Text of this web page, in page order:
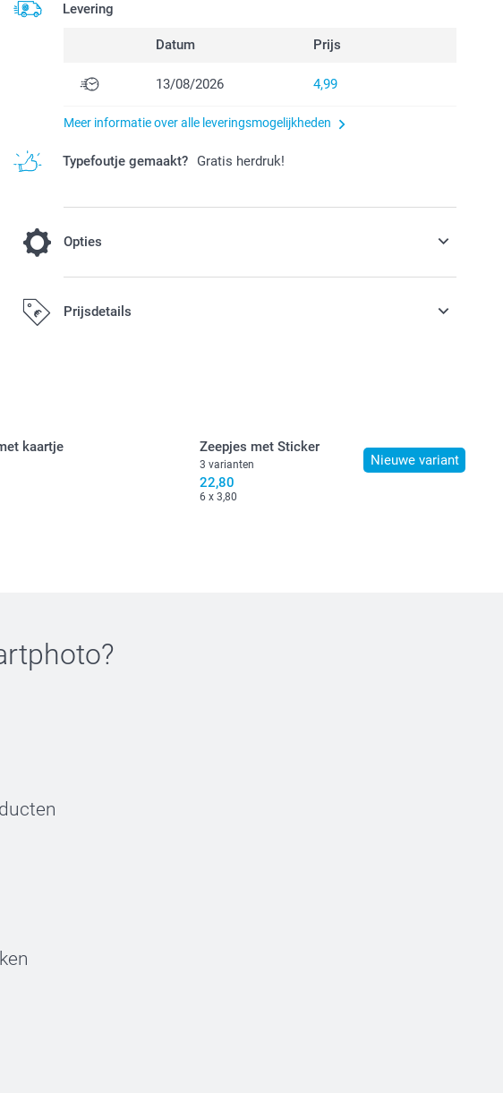
Levering
Datum Prijs
13/08/2026 4,99
Meer informatie over alle leveringsmogelijkheden
Typefoutje gemaakt? Gratis herdruk!
Opties
Vul je zakjes met lekkere snoepjes
12,00 / stuk
Per 1 kg
Prijsdetails
kaartje
Nieuwe variant
Zeepjes met Sticker
3 varianten
22,80
6 x 3,80
?